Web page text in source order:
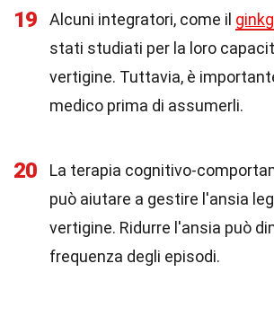
19 Alcuni integratori, come il
stati studiati per la loro
vertigine. Tuttavia, è
medico prima di assumerli.
20
La terapia cognitivo-
può aiutare a gestire l'ansia
vertigine. Ridurre l'ansia può
frequenza degli episodi.